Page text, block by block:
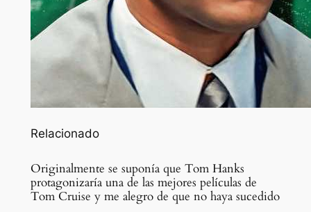
Relacionado
Originalmente se suponía que Tom Hanks
protagonizaría una de las mejores películas de
Tom Cruise y me alegro de que no haya sucedido